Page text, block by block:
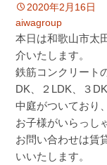
2020年2月16日
aiwagroup
本日は和歌山市太
介いたします。
鉄筋コンクリート
DK、２LDK、３
中庭がついており
お子様がいらっし
お問い合わせは賃
いいたします。